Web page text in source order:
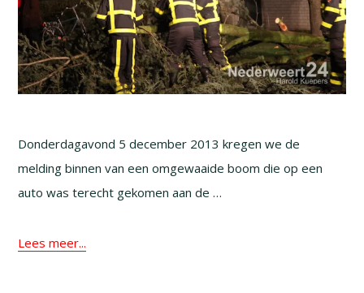
Donderdagavond 5 december 2013 kregen we de
melding binnen van een omgewaaide boom die op een
auto was terecht gekomen aan de …
Lees meer...